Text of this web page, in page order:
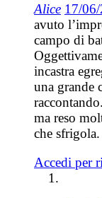
Alice 17/
avuto
campo di
incastra
una grande
ma reso
che
Accedi per